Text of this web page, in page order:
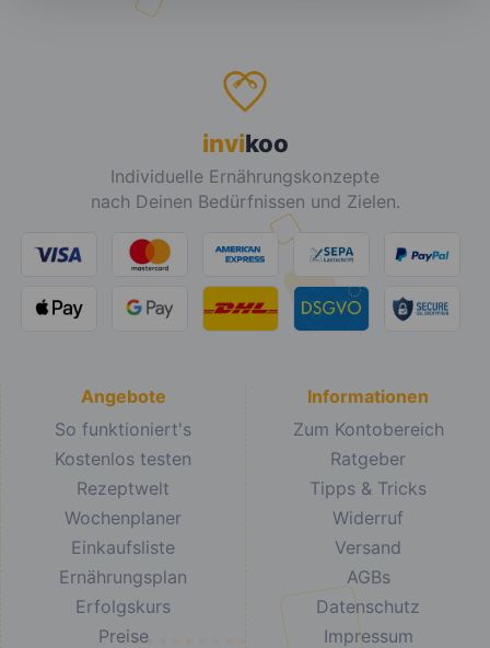
invikoo
Individuelle Ernährungskonzepte
nach Deinen Bedürfnissen und Zielen.
Angebote
So funktioniert's
Kostenlos testen
Rezeptwelt
Wochenplaner
Einkaufsliste
Ernährungsplan
Erfolgskurs
Preise
Informationen
Zum Kontobereich
Ratgeber
Tipps & Tricks
Widerruf
Versand
AGBs
Datenschutz
Impressum